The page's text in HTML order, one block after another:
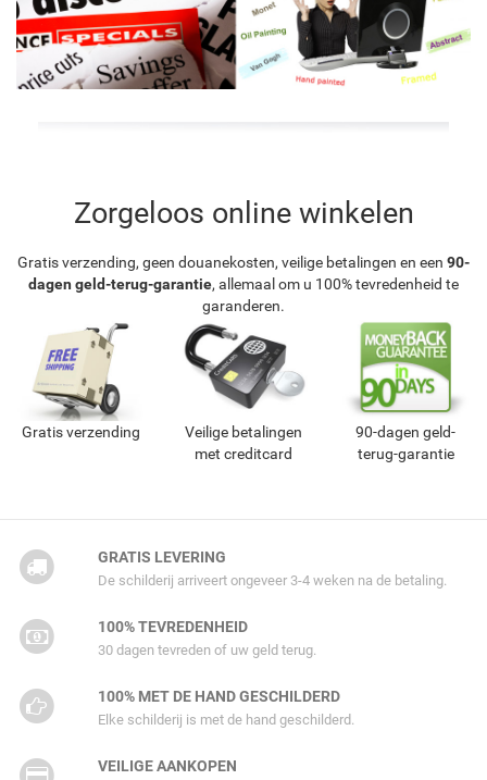
Zorgeloos online winkelen
Gratis verzending, geen douanekosten, veilige betalingen en een 90-
dagen geld-terug-garantie, allemaal om u 100% tevredenheid te
garanderen.
Gratis verzending
Veilige betalingen
met creditcard
90-dagen geld-
terug-garantie
GRATIS LEVERING
De schilderij arriveert ongeveer 3-4 weken na de betaling.
100% TEVREDENHEID
30 dagen tevreden of uw geld terug.
100% MET DE HAND GESCHILDERD
Elke schilderij is met de hand geschilderd.
VEILIGE AANKOPEN